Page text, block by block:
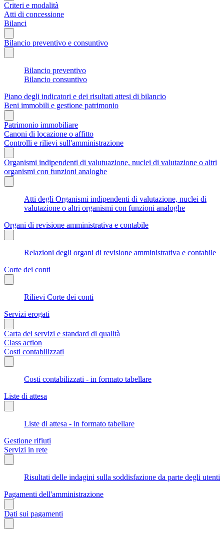
Criteri e modalità
Atti di concessione
Bilanci
Bilancio preventivo e consuntivo
Bilancio preventivo
Bilancio consuntivo
Piano degli indicatori e dei risultati attesi di bilancio
Beni immobili e gestione patrimonio
Patrimonio immobiliare
Canoni di locazione o affitto
Controlli e rilievi sull'amministrazione
Organismi indipendenti di valutuazione, nuclei di valutazione o altri
organismi con funzioni analoghe
Atti degli Organismi indipendenti di valutazione, nuclei di
valutazione o altri organismi con funzioni analoghe
Organi di revisione amministrativa e contabile
Relazioni degli organi di revisione amministrativa e contabile
Corte dei conti
Rilievi Corte dei conti
Servizi erogati
Carta dei servizi e standard di qualità
Class action
Costi contabilizzati
Costi contabilizzati - in formato tabellare
Liste di attesa
Liste di attesa - in formato tabellare
Gestione rifiuti
Servizi in rete
Risultati delle indagini sulla soddisfazione da parte degli utenti
Pagamenti dell'amministrazione
Dati sui pagamenti